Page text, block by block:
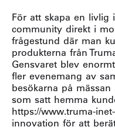
För att skapa en livlig
community direkt i
frågestund där man
produkterna från
Gensvaret blev
fler evenemang av
besökarna på
som satt hemma
https://www.truma-
innovation för att